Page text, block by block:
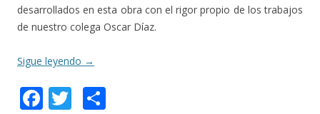
desarrollados en esta obra con el rigor propio de los trabajos
de nuestro colega Oscar Díaz.
Sigue leyendo →
F T